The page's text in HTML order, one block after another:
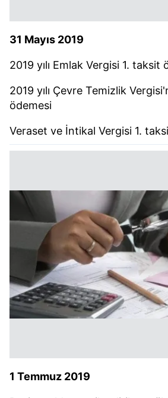
31 Mayıs 2019
2019 yılı Emlak Vergisi 1. taksit
2019 yılı Çevre Temizlik
ödemesi
Veraset ve İntikal Vergisi 1.
1 Temmuz 2019